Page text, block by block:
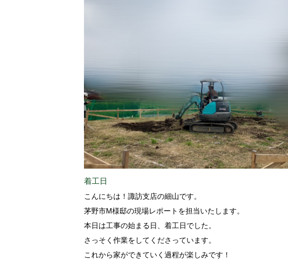
着工日
こんにちは！諏訪支店の細山です。
茅野市M様邸の現場レポートを担当いたします。
本日は工事の始まる日、着工日でした。
さっそく作業をしてくださっています。
これから家ができていく過程が楽しみです！